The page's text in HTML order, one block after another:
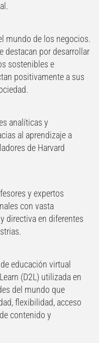
mundo de los negocios.
destacan por desarrollar
sostenibles e
positivamente a sus
analíticas y
al aprendizaje a
de Harvard
y expertos
con vasta
directiva en diferentes
educación virtual
(D2L) utilizada en
del mundo que
flexibilidad, acceso
contenido y